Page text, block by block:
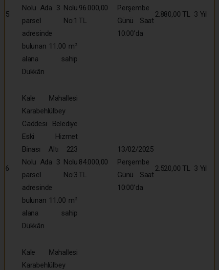
5
Nolu Ada 3 Nolu
parsel No:1
adresinde
bulunan 11.00 m²
alana sahip
Dükkân
96.000,00
TL
Perşembe
Günü Saat
10:00’da
2.880,00 TL 3 Yıl
6
Kale Mahallesi
Karabehlülbey
Caddesi Belediye
Eski Hizmet
Binası Altı 223
Nolu Ada 3 Nolu
parsel No:3
adresinde
bulunan 11.00 m²
alana sahip
Dükkân
84.000,00
TL
13/02/2025
Perşembe
Günü Saat
10:00’da
2.520,00 TL 3 Yıl
Kale Mahallesi
Karabehlülbey